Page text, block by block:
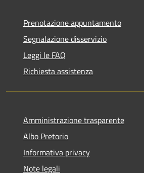
Prenotazione appuntamento
Segnalazione disservizio
Leggi le FAQ
Richiesta assistenza
Amministrazione trasparente
Albo Pretorio
Informativa privacy
Note legali